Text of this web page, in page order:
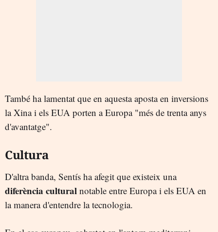
També ha lamentat que en aquesta aposta en inversions
la Xina i els EUA porten a Europa "més de trenta anys
d'avantatge".
Cultura
D'altra banda, Sentís ha afegit que existeix una
diferència cultural notable entre Europa i els EUA en
la manera d'entendre la tecnologia.